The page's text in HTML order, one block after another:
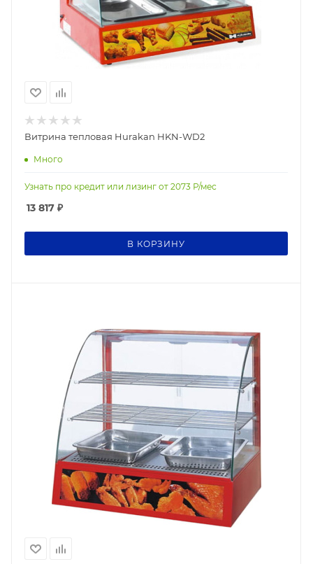
Витрина тепловая Hurakan HKN-WD2
Много
Узнать про кредит или лизинг от 2073 Р/мес
13 817 ₽
В КОРЗИНУ